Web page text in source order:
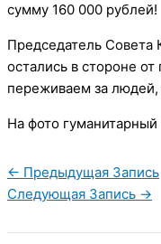
сумму 160 000 рублей!
Председатель Совета
остались в стороне
переживаем за людей,
На фото
← Предыдущая Запись
Следующая Запись →